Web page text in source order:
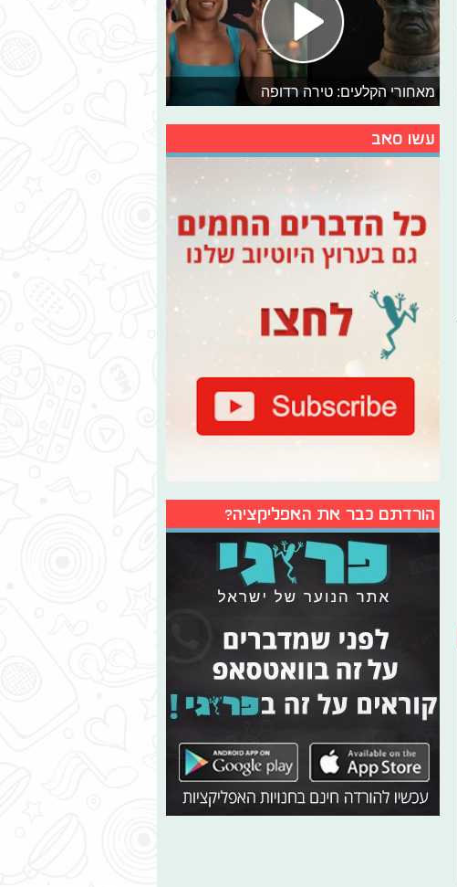
מאחורי הקלעים: טירה רדופה
עשו סאב
הורדתם כבר את האפליקציה?